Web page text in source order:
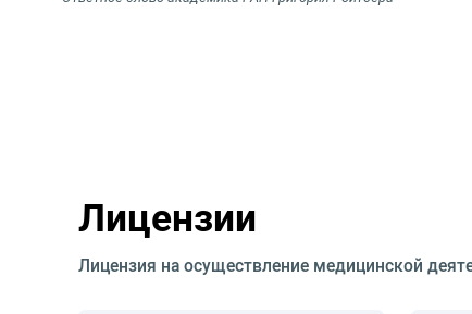
Лицензии
Лицензия на осуществление медицинской